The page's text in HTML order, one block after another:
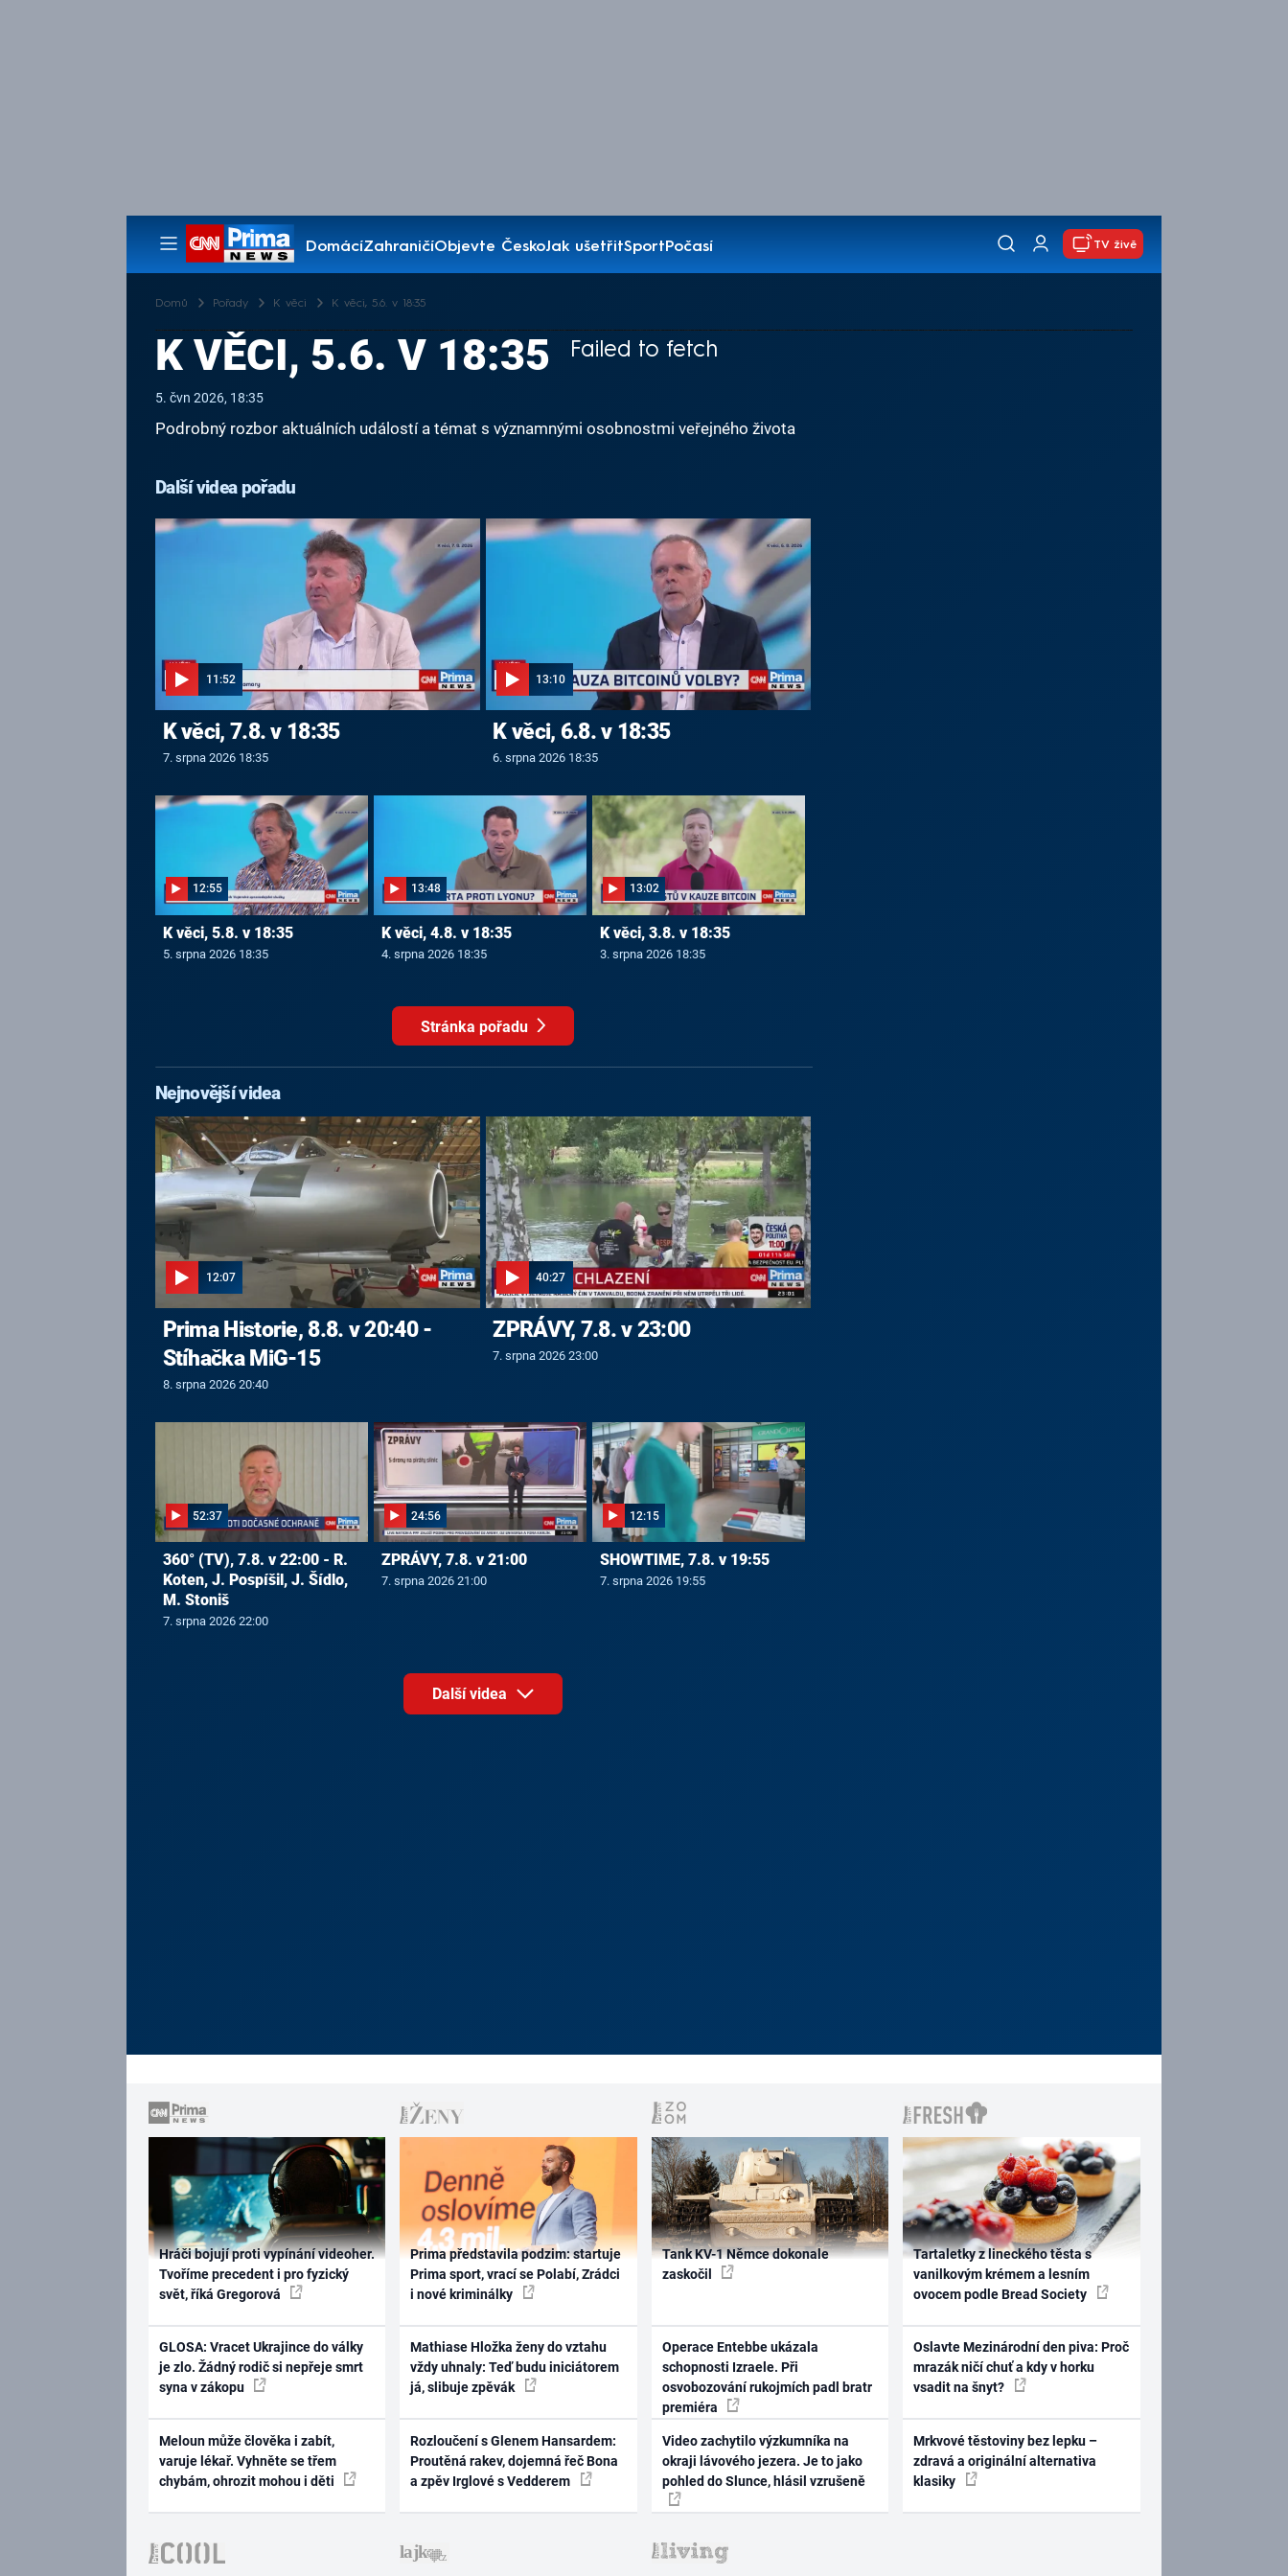
DomácíZahraničíObjevte ČeskoJak ušetřitSportPočasí
Pořady
TV živě
Domů Pořady K věci K věci, 5.6. v 18:35
Failed to fetch
K VĚCI, 5.6. V 18:35
5. čvn 2026, 18:35
Podrobný rozbor aktuálních událostí a témat s významnými osobnostmi veřejného života
Další videa pořadu
11:52
K věci, 7.8. v 18:35
7. srpna 2026 18:35
13:10
K věci, 6.8. v 18:35
6. srpna 2026 18:35
12:55
K věci, 5.8. v 18:35
5. srpna 2026 18:35
13:48
K věci, 4.8. v 18:35
4. srpna 2026 18:35
13:02
K věci, 3.8. v 18:35
3. srpna 2026 18:35
Stránka pořadu
Nejnovější videa
12:07
Prima Historie, 8.8. v 20:40 -
Stíhačka MiG-15
8. srpna 2026 20:40
40:27
ZPRÁVY, 7.8. v 23:00
7. srpna 2026 23:00
52:37
360° (TV), 7.8. v 22:00 - R.
Koten, J. Pospíšil, J. Šídlo,
M. Stoniš
7. srpna 2026 22:00
24:56
ZPRÁVY, 7.8. v 21:00
7. srpna 2026 21:00
12:15
SHOWTIME, 7.8. v 19:55
7. srpna 2026 19:55
Další videa
Hráči bojují proti vypínání videoher.
Tvoříme precedent i pro fyzický
svět, říká Gregorová
GLOSA: Vracet Ukrajince do války
je zlo. Žádný rodič si nepřeje smrt
syna v zákopu
Meloun může člověka i zabít,
varuje lékař. Vyhněte se třem
chybám, ohrozit mohou i děti
Prima představila podzim: startuje
Prima sport, vrací se Polabí, Zrádci
i nové kriminálky
Mathiase Hložka ženy do vztahu
vždy uhnaly: Teď budu iniciátorem
já, slibuje zpěvák
Rozloučení s Glenem Hansardem:
Proutěná rakev, dojemná řeč Bona
a zpěv Irglové s Vedderem
Tank KV-1 Němce dokonale
zaskočil
Operace Entebbe ukázala
schopnosti Izraele. Při
osvobozování rukojmích padl bratr
premiéra
Video zachytilo výzkumníka na
okraji lávového jezera. Je to jako
pohled do Slunce, hlásil vzrušeně
Tartaletky z lineckého těsta s
vanilkovým krémem a lesním
ovocem podle Bread Society
Oslavte Mezinárodní den piva: Proč
mrazák ničí chuť a kdy v horku
vsadit na šnyt?
Mrkvové těstoviny bez lepku –
zdravá a originální alternativa
klasiky